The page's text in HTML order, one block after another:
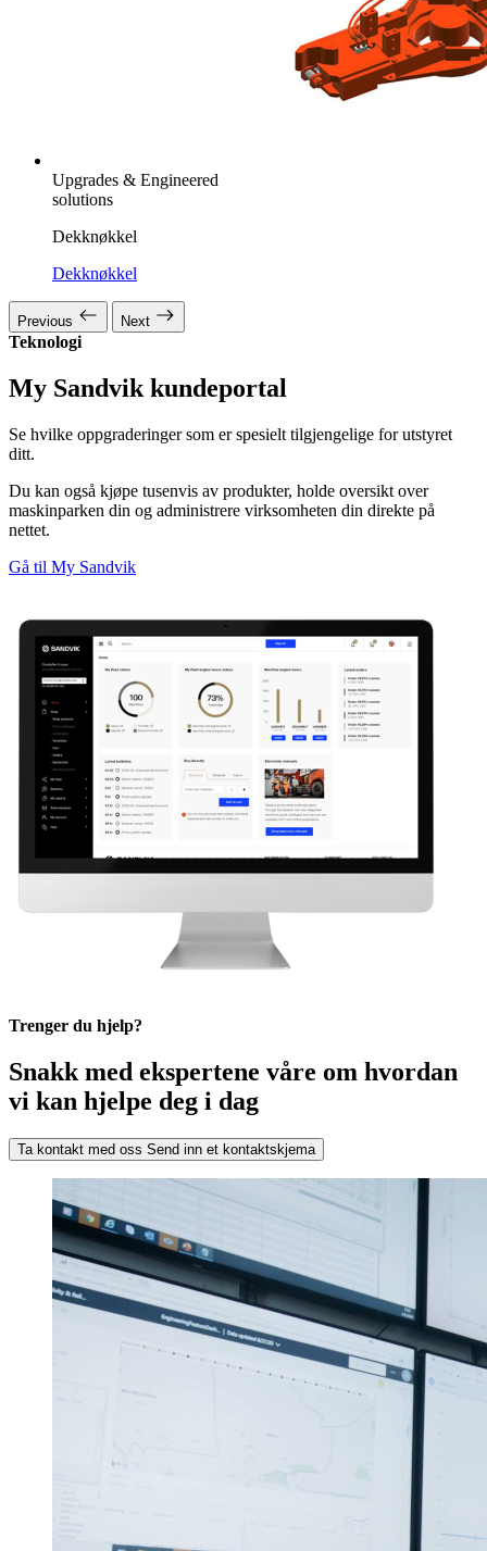
Upgrades & Engineered
solutions
Dekknøkkel
Dekknøkkel
Previous Next
Teknologi
My Sandvik kundeportal
Se hvilke oppgraderinger som er spesielt tilgjengelige for utstyret
ditt.
Du kan også kjøpe tusenvis av produkter, holde oversikt over
maskinparken din og administrere virksomheten din direkte på
nettet.
Gå til My Sandvik
Trenger du hjelp?
Snakk med ekspertene våre om hvordan
vi kan hjelpe deg i dag
Ta kontakt med oss Send inn et kontaktskjema